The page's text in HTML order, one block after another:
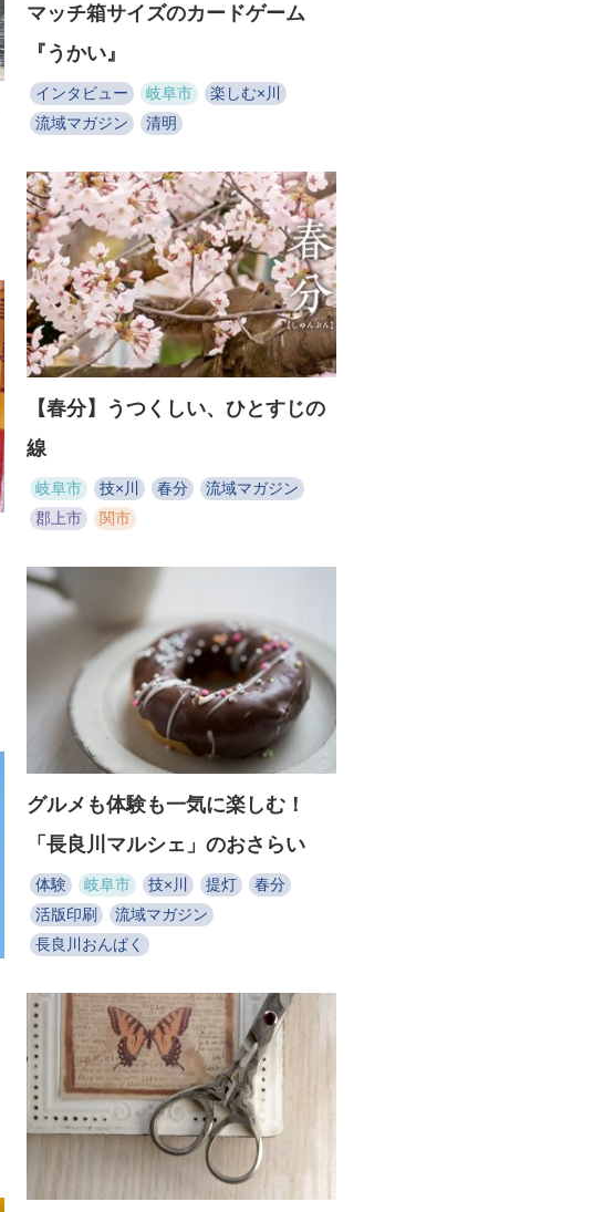
マッチ箱サイズのカードゲーム
『うかい』
インタビュー 岐阜市
楽しむ×川
流域マガジン
清明
【春分】うつくしい、ひとすじの
線
岐阜市 技×川 春分
流域マガジン
郡上市
関市
グルメも体験も一気に楽しむ！
「長良川マルシェ」のおさらい
体験 岐阜市 技×川 提灯
春分
活版印刷
流域マガジン
長良川おんぱく